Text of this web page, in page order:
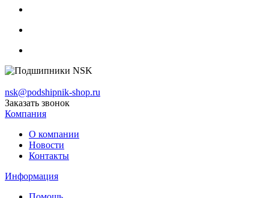
nsk@podshipnik-shop.ru
Заказать звонок
Компания
О компании
Новости
Контакты
Информация